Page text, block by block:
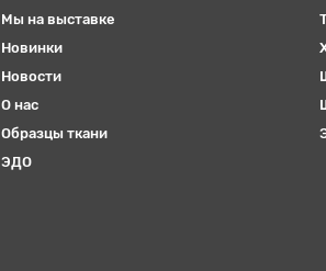
Мы на выставке
Новинки
Новости
О нас
Образцы ткани
ЭДО